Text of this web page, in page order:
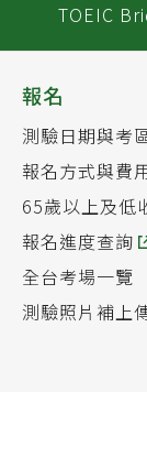
TOEIC
報名
測驗日期與考
報名方式與費
65歲以上及低
報名進度查詢
全台考場一覽
測驗照片補上